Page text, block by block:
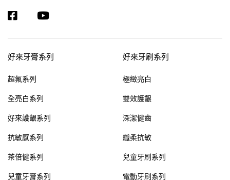
好來牙膏系列
超氟系列
全亮白系列
好來護齦系列
抗敏感系列
茶倍健系列
兒童牙膏系列
好來牙刷系列
極緻亮白
雙效護齦
深潔健齒
纖柔抗敏
兒童牙刷系列
電動牙刷系列